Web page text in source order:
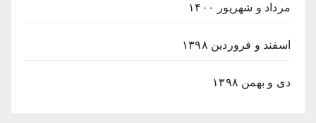
مرداد و شهریور ۱۴۰۰
اسفند و فروردین ۱۳۹۸
دی و بهمن ۱۳۹۸